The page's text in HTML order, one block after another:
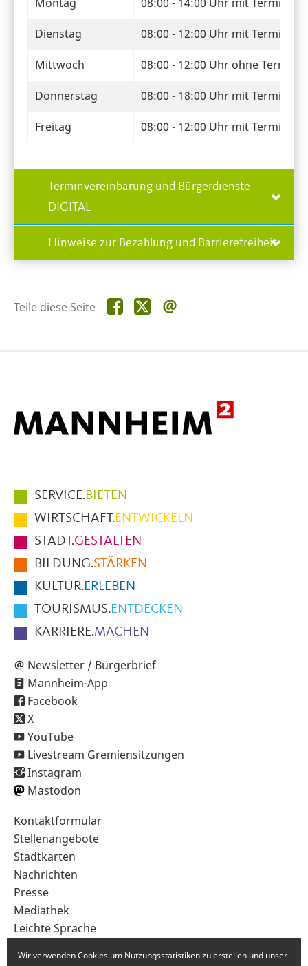
Dienstag 08:00 - 12:00 Uhr mit Termin
Mittwoch 08:00 - 12:00 Uhr ohne Termin
Donnerstag 08:00 - 18:00 Uhr mit Termin
Freitag 08:00 - 12:00 Uhr mit Termin
Terminvereinbarung und Bürgerdienste
DIGITAL
Hinweise zur Bezahlung und Barrierefreiheit
Teile diese Seite Teile
diese
Teile
diese
Hauptmenüpunkte
im
Fußbereich
der
Seite
SERVICE.BIETEN
WIRTSCHAFT.ENTWICKELN
STADT.GESTALTEN
BILDUNG.STÄRKEN
KULTUR.ERLEBEN
TOURISMUS.ENTDECKEN
KARRIERE.MACHEN
Newsletter / Bürgerbrief
Mannheim-App
Facebook
X
YouTube
Livestream Gremiensitzungen
Instagram
Mastodon
Sekundärnavigation
im
Fußbereich
Kontaktformular
Stellenangebote
Stadtkarten
Nachrichten
Presse
Mediathek
Leichte Sprache
Wir verwenden Cookies um Nutzungsstatistiken zu erstellen und unser